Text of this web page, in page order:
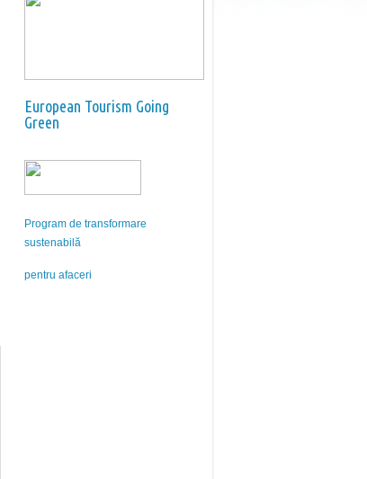
European Tourism Going
Green
Program de transformare
sustenabilă
pentru afaceri